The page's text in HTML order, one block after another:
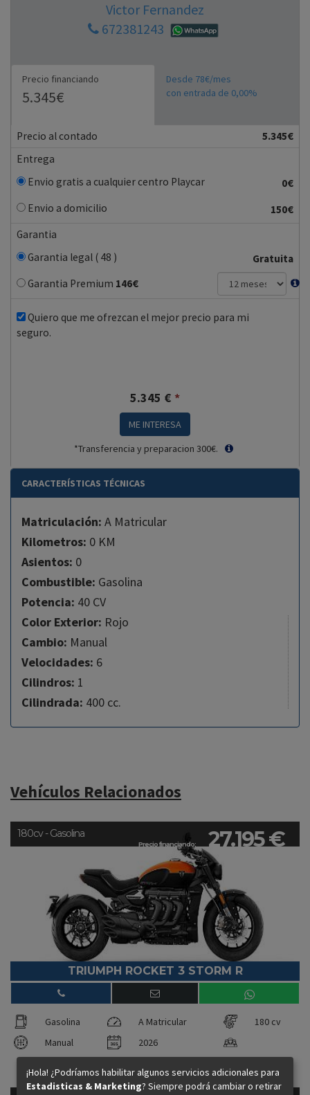
Victor Fernandez
672381243
Precio financiando
5.345€
Desde 78€/mes
con entrada de 0,00%
Precio al contado
5.345€
Entrega
Envio gratis a cualquier centro Playcar
0€
Envio a domicilio
150€
Garantia
Garantia legal ( 48 )
Gratuita
Garantia Premium 146€
Quiero que me ofrezcan el mejor precio para mi
seguro.
5.345 € *
ME INTERESA
*Transferencia y preparacion 300€.
CARACTERÍSTICAS TÉCNICAS
Matriculación: A Matricular
Kilometros: 0 KM
Asientos: 0
Combustible: Gasolina
Potencia: 40 CV
Color Exterior: Rojo
Cambio: Manual
Velocidades: 6
Cilindros: 1
Cilindrada: 400 cc.
Vehículos Relacionados
Precio financiando: 27.195 €
180cv - Gasolina
TRIUMPH ROCKET 3 STORM R
Gasolina A Matricular
180 cv
Manual
2026
¡Hola! ¿Podríamos habilitar algunos servicios adicionales para
Estadisticas & Marketing? Siempre podrá cambiar o retirar